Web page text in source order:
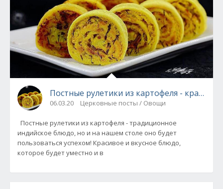
Постные рулетики из картофеля - красиво
06.03.20 Церковные посты / Овощи
Постные рулетики из картофеля - традиционное
индийское блюдо, но и на нашем столе оно будет
пользоваться успехом! Красивое и вкусное блюдо,
которое будет уместно и в